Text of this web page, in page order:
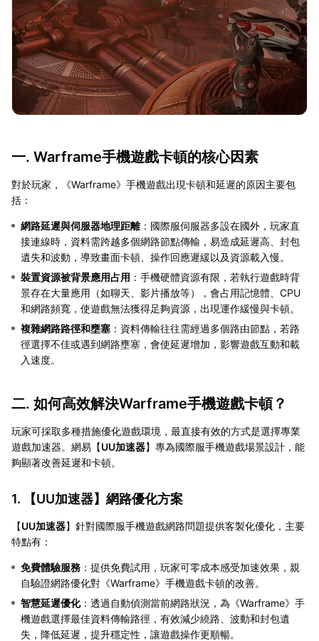
一. Warframe手機遊戲卡頓的核心因素
對於玩家，《Warframe》手機遊戲出現卡頓和延遲的原因主要包
括：
網路延遲與伺服器地理距離：國際服伺服器多設在國外，玩家直
接連線時，資料需跨越多個網路節點傳輸，易造成延遲高、封包
遺失和波動，導致畫面卡頓、操作回應遲緩以及資源載入慢。
裝置資源被背景應用占用 ：手機硬體資源有限，若執行遊戲時背
景存在大量應用（如聊天、影片播放等），會占用記憶體、CPU
和網路頻寬，使遊戲無法獲得足夠資源，出現運作緩慢與卡頓。
複雜網路路徑和壅塞 ：資料傳輸往往需經過多個路由節點，若路
徑選擇不佳或遇到網路壅塞，會使延遲增加，影響遊戲互動和載
入速度。
二. 如何高效解決Warframe手機遊戲卡頓？
玩家可採取多種措施優化遊戲環境，最直接有效的方式是選擇專業
遊戲加速器。網易【UU加速器】專為國際服手機遊戲場景設計，能
夠顯著改善延遲和卡頓。
1. 【UU加速器】網路優化方案
【UU加速器】針對國際服手機遊戲網路問題提供客製化優化，主要
特點有：
免費體驗服務 ：提供免費試用，玩家可零成本感受加速效果，親
自驗證網路優化對《Warframe》手機遊戲卡頓的改善。
智慧延遲優化：透過自動偵測當前網路狀況，為《Warframe》手
機遊戲選擇最佳資料傳輸路徑，有效減少繞路、波動和封包遺
失，降低延遲，提升穩定性，讓遊戲操作更順暢。